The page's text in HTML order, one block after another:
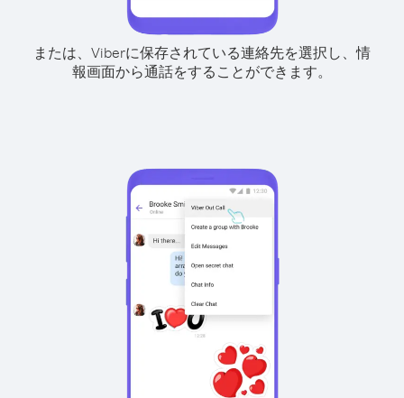
または、Viberに保存されている連絡先を選択し、情
報画面から通話をすることができます。